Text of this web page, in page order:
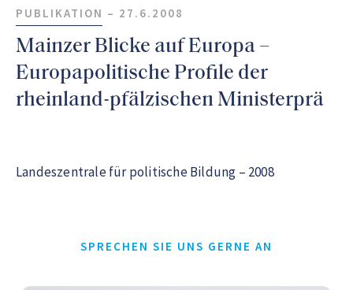
PUBLIKATION – 27.6.2008
Mainzer Blicke auf Europa –
Europapolitische Profile der
rheinland-pfälzischen Ministerprä
Landeszentrale für politische Bildung – 2008
SPRECHEN SIE UNS GERNE AN